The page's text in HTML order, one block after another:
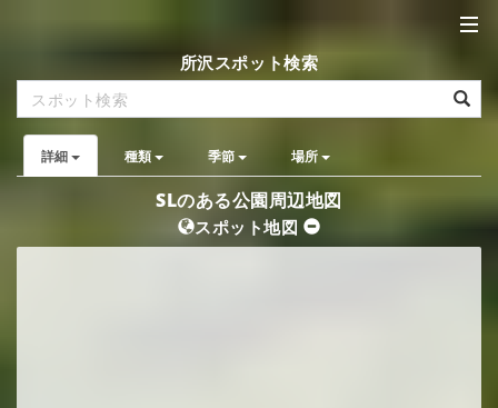
所沢スポット検索
詳細 種類 季節 場所
SLのある公園周辺地図
スポット地図